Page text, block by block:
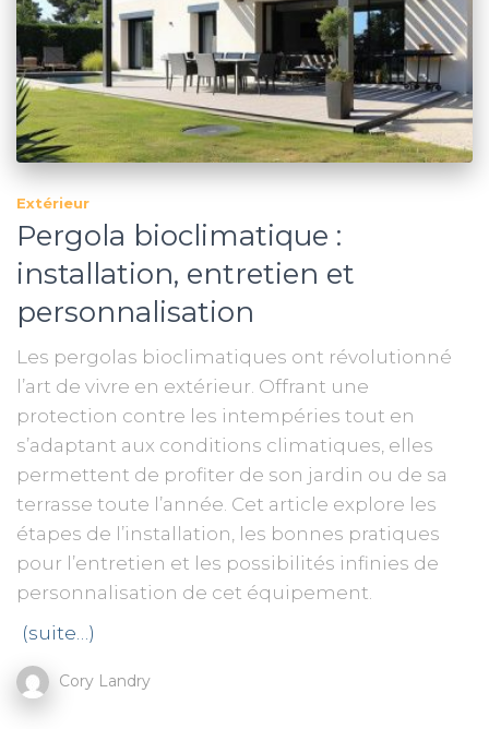
Extérieur
Pergola bioclimatique :
installation, entretien et
personnalisation
Les pergolas bioclimatiques ont révolutionné
l’art de vivre en extérieur. Offrant une
protection contre les intempéries tout en
s’adaptant aux conditions climatiques, elles
permettent de profiter de son jardin ou de sa
terrasse toute l’année. Cet article explore les
étapes de l’installation, les bonnes pratiques
pour l’entretien et les possibilités infinies de
personnalisation de cet équipement.
(suite…)
Cory Landry